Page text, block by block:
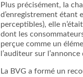
Plus précisément, la
d’enregistrement étant
perceptibles), elle
dont les
perçue comme un
l’auditeur sur
La BVG a formé un